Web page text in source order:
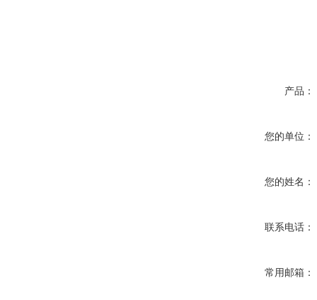
产品：
您的单位：
您的姓名：
联系电话：
常用邮箱：